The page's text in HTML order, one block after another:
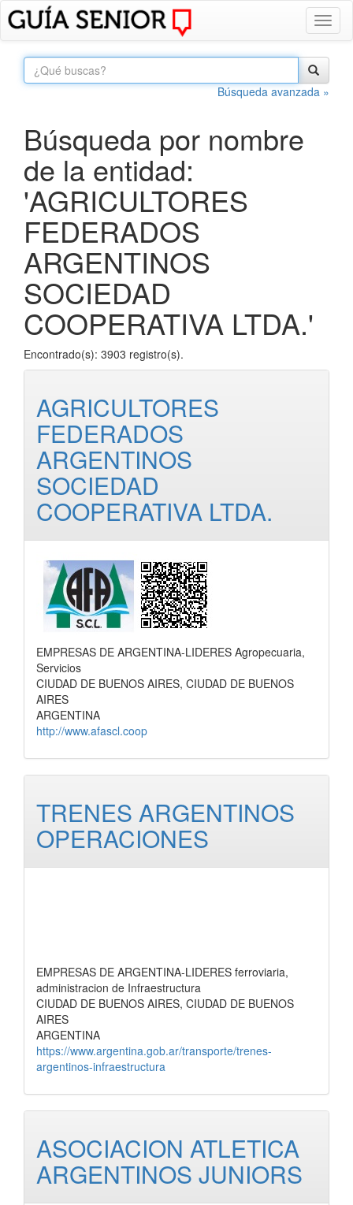
Búsqueda avanzada »
Búsqueda por nombre
de la entidad:
'AGRICULTORES
FEDERADOS
ARGENTINOS
SOCIEDAD
COOPERATIVA LTDA.'
Encontrado(s): 3903 registro(s).
AGRICULTORES
FEDERADOS
ARGENTINOS
SOCIEDAD
COOPERATIVA LTDA.
EMPRESAS DE ARGENTINA-LIDERES Agropecuaria,
Servicios
CIUDAD DE BUENOS AIRES, CIUDAD DE BUENOS
AIRES
ARGENTINA
http://www.afascl.coop
TRENES ARGENTINOS
OPERACIONES
EMPRESAS DE ARGENTINA-LIDERES ferroviaria,
administracion de Infraestructura
CIUDAD DE BUENOS AIRES, CIUDAD DE BUENOS
AIRES
ARGENTINA
https://www.argentina.gob.ar/transporte/trenes-
argentinos-infraestructura
ASOCIACION ATLETICA
ARGENTINOS JUNIORS